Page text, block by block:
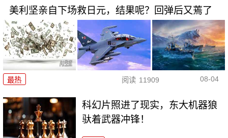
美利坚亲自下场救日元，结果呢？回弹后又蔫了
最热 阅读 11909 08-04
科幻片照进了现实，东大机器狼
驮着武器冲锋！